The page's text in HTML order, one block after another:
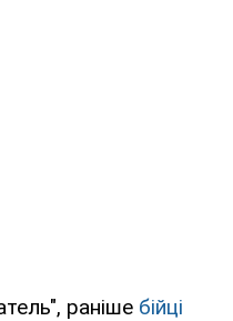
раніше бійці